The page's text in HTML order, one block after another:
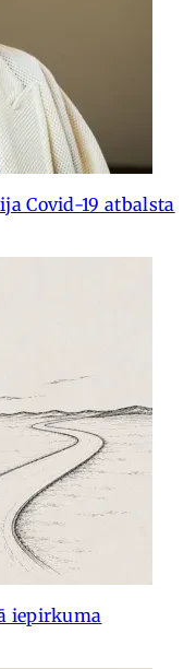
Covid-19 atbalsta
iepirkuma